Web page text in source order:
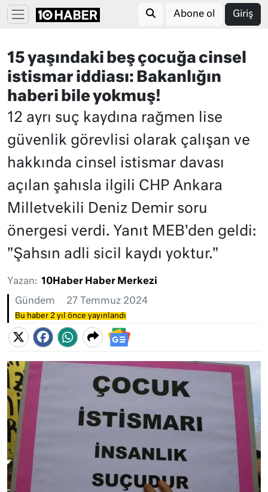
Abone ol Giriş
15 yaşındaki beş çocuğa cinsel
istismar iddiası: Bakanlığın
haberi bile yokmuş!
12 ayrı suç kaydına rağmen lise
güvenlik görevlisi olarak çalışan ve
hakkında cinsel istismar davası
açılan şahısla ilgili CHP Ankara
Milletvekili Deniz Demir soru
önergesi verdi. Yanıt MEB'den geldi:
"Şahsın adli sicil kaydı yoktur."
Yazan: 10Haber Haber Merkezi
Gündem 27 Temmuz 2024
Bu haber 2 yıl önce yayınlandı